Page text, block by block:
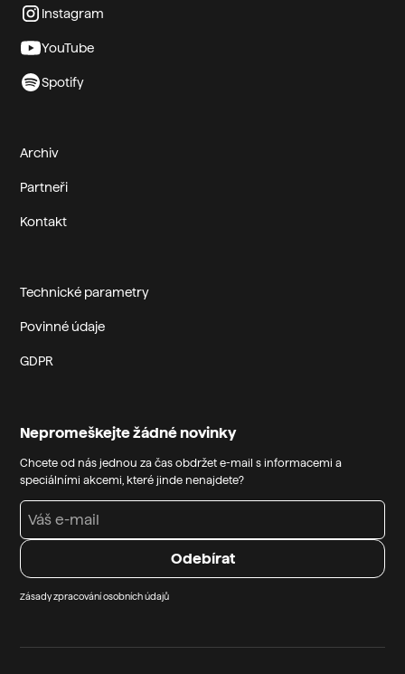
Instagram
YouTube
Spotify
Archiv
Partneři
Kontakt
Technické parametry
Povinné údaje
GDPR
Nepromeškejte žádné novinky
Chcete od nás jednou za čas obdržet e-mail s informacemi a
speciálními akcemi, které jinde nenajdete?
Zásady zpracování osobních údajů